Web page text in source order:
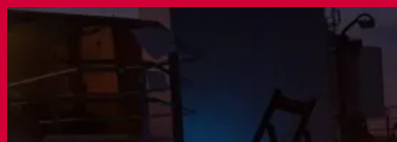
Sari